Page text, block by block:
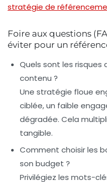
stratégie de
Foire aux questions
éviter pour un
Quels sont les risques
contenu ?
Une stratégie floue
ciblée, un faible
dégradée. Cela
tangible.
Comment choisir les
son budget ?
Privilégiez les mots-